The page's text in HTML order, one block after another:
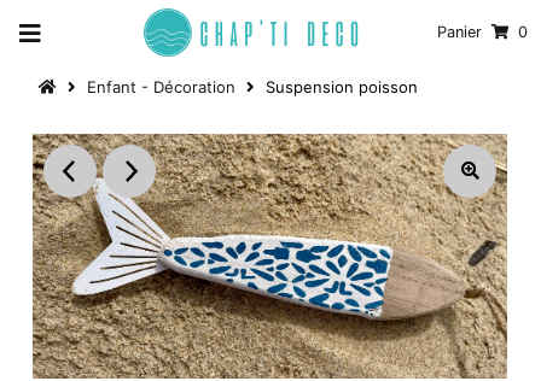
Panier 0
Enfant - Décoration Suspension poisson